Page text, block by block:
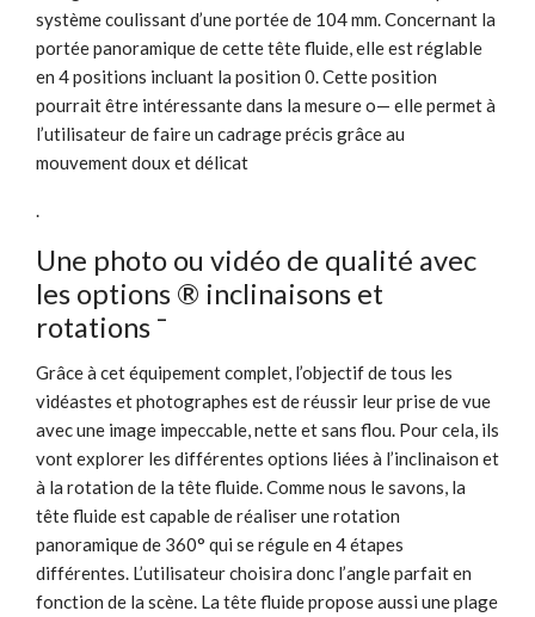
système coulissant d’une portée de 104 mm. Concernant la
portée panoramique de cette tête fluide, elle est réglable
en 4 positions incluant la position 0. Cette position
pourrait être intéressante dans la mesure o— elle permet à
l’utilisateur de faire un cadrage précis grâce au
mouvement doux et délicat
Une photo ou vidéo de qualité avec
les options ® inclinaisons et
rotations ¯
Grâce à cet équipement complet, l’objectif de tous les
vidéastes et photographes est de réussir leur prise de vue
avec une image impeccable, nette et sans flou. Pour cela, ils
vont explorer les différentes options liées à l’inclinaison et
à la rotation de la tête fluide. Comme nous le savons, la
tête fluide est capable de réaliser une rotation
panoramique de 360° qui se régule en 4 étapes
différentes. L’utilisateur choisira donc l’angle parfait en
fonction de la scène. La tête fluide propose aussi une plage